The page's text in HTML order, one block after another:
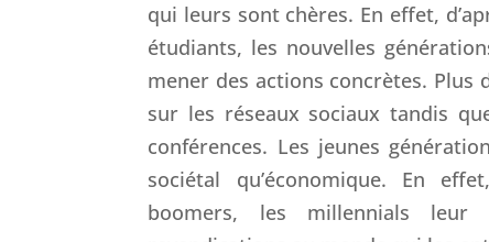
qui leurs sont chères. En effet,
étudiants, les nouvelles
mener des actions concrètes. Plus
sur les réseaux sociaux tandis
conférences. Les jeunes
sociétal qu’économique. En
boomers, les millennials